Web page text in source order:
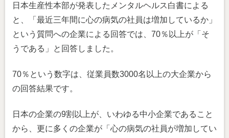
日本生産性本部が発表したメンタルヘルス白書による
と、「最近三年間に心の病気の社員は増加しているか」
という質問への企業による回答では、70％以上が「そ
うである」と回答しました。
70％という数字は、従業員数3000名以上の大企業から
の回答結果です。
日本の企業の9割以上が、いわゆる中小企業であること
から、更に多くの企業が「心の病気の社員が増加してい